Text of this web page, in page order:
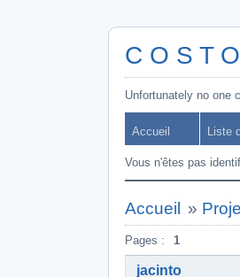
C O S T
Unfortunately no one
Accueil Liste
Vous n'êtes pas
Accueil »
Pages : 1
jacinto